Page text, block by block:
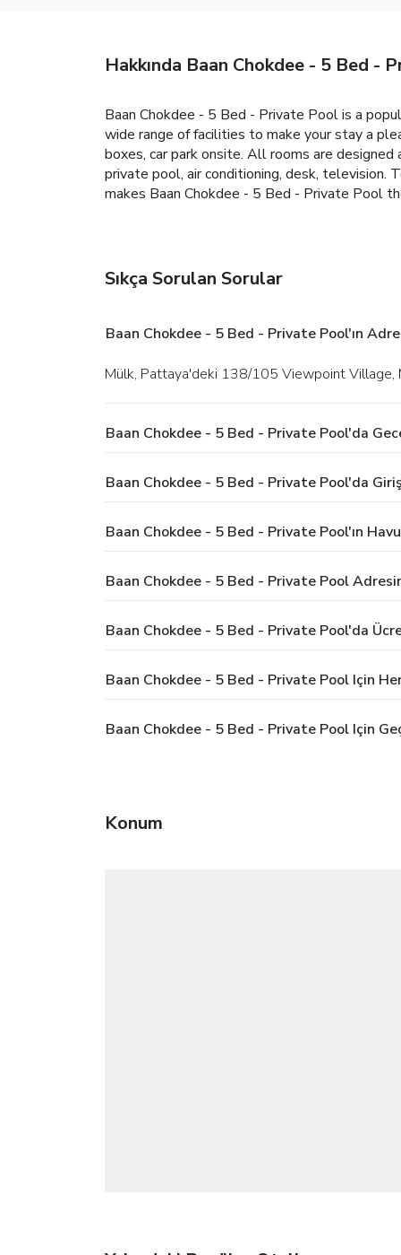
Hakkında Baan Chokdee - 5 Bed -
Baan Chokdee - 5 Bed - Private Pool is a
wide range of facilities to make your stay a
boxes, car park onsite. All rooms are
private pool, air conditioning, desk, television.
makes Baan Chokdee - 5 Bed - Private Pool
Sıkça Sorulan Sorular
Baan Chokdee - 5 Bed - Private Pool'ın
Mülk, Pattaya'deki 138/105 Viewpoint
Baan Chokdee - 5 Bed - Private Pool'da
Baan Chokdee - 5 Bed - Private Pool'da
Baan Chokdee - 5 Bed - Private Pool'ın
Baan Chokdee - 5 Bed - Private Pool
Baan Chokdee - 5 Bed - Private Pool'da
Baan Chokdee - 5 Bed - Private Pool Için
Baan Chokdee - 5 Bed - Private Pool Için
Konum